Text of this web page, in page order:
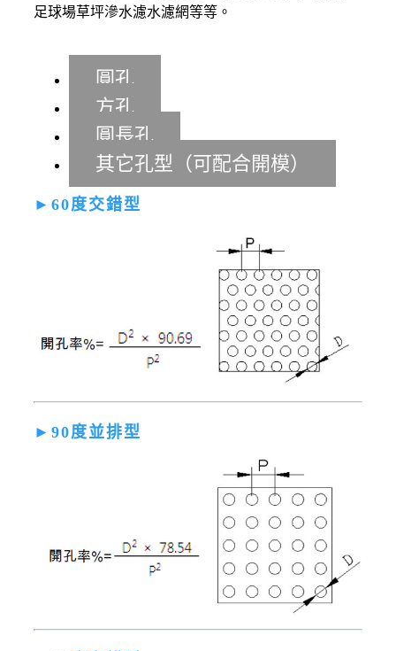
足球場草坪滲水濾水濾網等等。
圓孔
方孔
圓長孔
其它孔型（可配合開模）
►60度交錯型
►90度並排型